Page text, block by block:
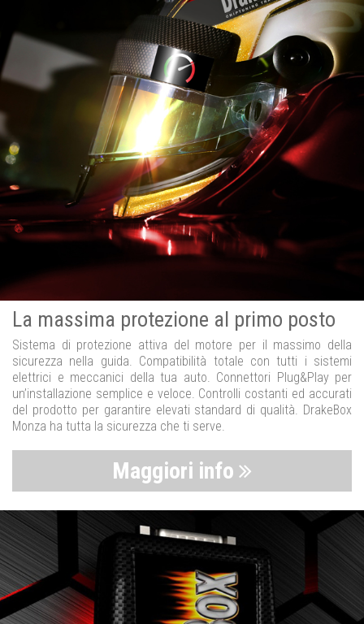
La massima protezione al primo posto
Sistema di protezione attiva del motore per il massimo della
sicurezza nella guida. Compatibilità totale con tutti i sistemi
elettrici e meccanici della tua auto. Connettori Plug&Play per
un’installazione semplice e veloce. Controlli costanti ed accurati
del prodotto per garantire elevati standard di qualità. DrakeBox
Monza ha tutta la sicurezza che ti serve.
Maggiori info